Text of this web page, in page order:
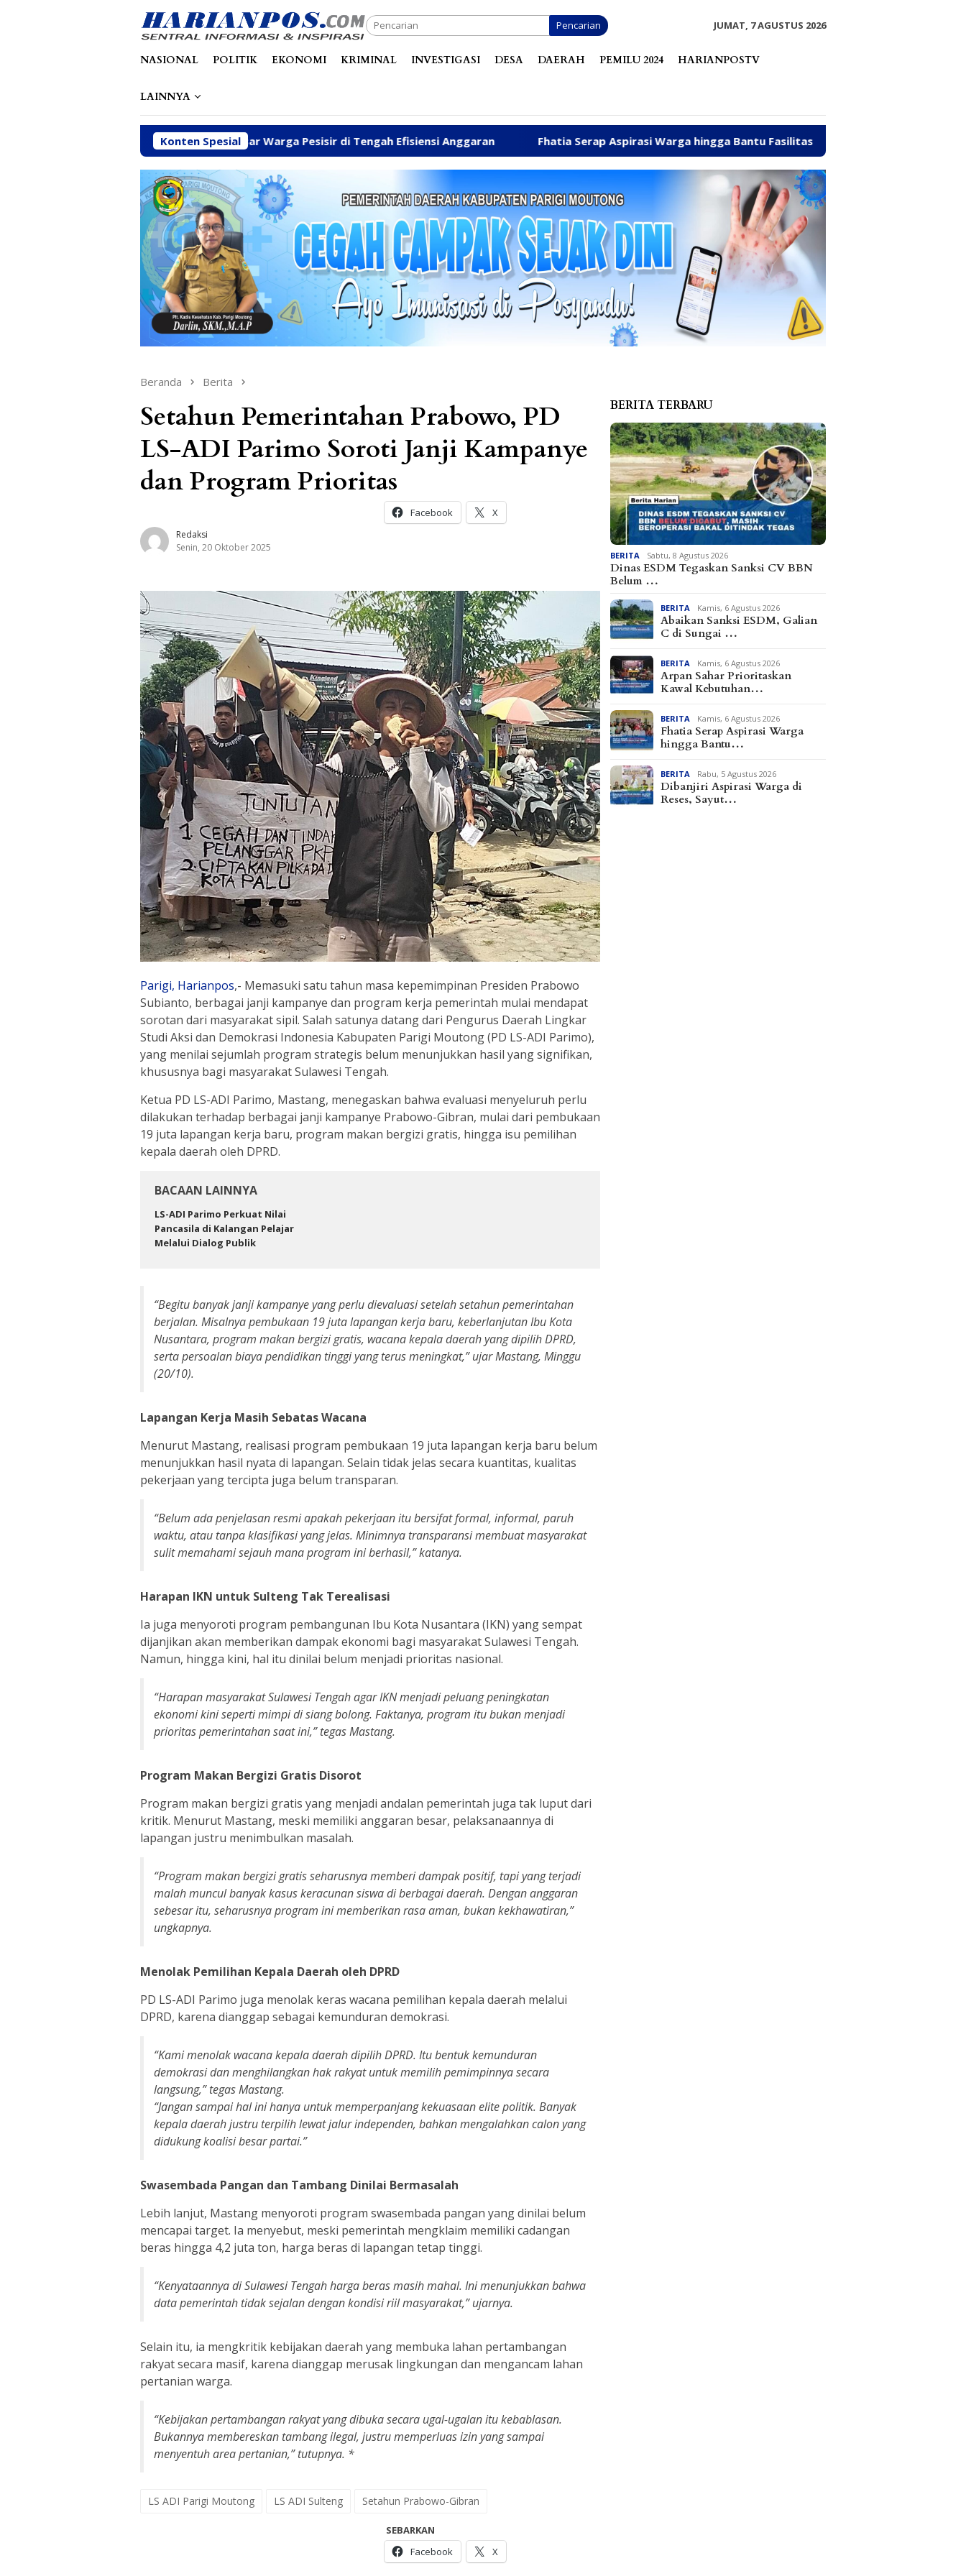
Pencarian JUMAT, 7 AGUSTUS 2026
NASIONAL POLITIK EKONOMI KRIMINAL INVESTIGASI DESA DAERAH PEMILU 2024 HARIANPOSTV
LAINNYA
Konten Spesial
Kawal Kebutuhan Dasar Warga Pesisir di Tengah Efisiensi Anggaran Fhatia Serap Aspirasi Warga hingga Bantu Fasilitas Tempat Ibadah Pakai Dana Pribadi
Beranda Berita
Setahun Pemerintahan Prabowo, PD
LS-ADI Parimo Soroti Janji Kampanye
dan Program Prioritas
Redaksi
Senin, 20 Oktober 2025
Facebook X
Parigi, Harianpos,- Memasuki satu tahun masa kepemimpinan Presiden Prabowo
Subianto, berbagai janji kampanye dan program kerja pemerintah mulai mendapat
sorotan dari masyarakat sipil. Salah satunya datang dari Pengurus Daerah Lingkar
Studi Aksi dan Demokrasi Indonesia Kabupaten Parigi Moutong (PD LS-ADI Parimo),
yang menilai sejumlah program strategis belum menunjukkan hasil yang signifikan,
khususnya bagi masyarakat Sulawesi Tengah.
Ketua PD LS-ADI Parimo, Mastang, menegaskan bahwa evaluasi menyeluruh perlu
dilakukan terhadap berbagai janji kampanye Prabowo-Gibran, mulai dari pembukaan
19 juta lapangan kerja baru, program makan bergizi gratis, hingga isu pemilihan
kepala daerah oleh DPRD.
BACAAN LAINNYA
LS-ADI Parimo Perkuat Nilai
Pancasila di Kalangan Pelajar
Melalui Dialog Publik
“Begitu banyak janji kampanye yang perlu dievaluasi setelah setahun pemerintahan
berjalan. Misalnya pembukaan 19 juta lapangan kerja baru, keberlanjutan Ibu Kota
Nusantara, program makan bergizi gratis, wacana kepala daerah yang dipilih DPRD,
serta persoalan biaya pendidikan tinggi yang terus meningkat,” ujar Mastang, Minggu
(20/10).
Lapangan Kerja Masih Sebatas Wacana
Menurut Mastang, realisasi program pembukaan 19 juta lapangan kerja baru belum
menunjukkan hasil nyata di lapangan. Selain tidak jelas secara kuantitas, kualitas
pekerjaan yang tercipta juga belum transparan.
“Belum ada penjelasan resmi apakah pekerjaan itu bersifat formal, informal, paruh
waktu, atau tanpa klasifikasi yang jelas. Minimnya transparansi membuat masyarakat
sulit memahami sejauh mana program ini berhasil,” katanya.
Harapan IKN untuk Sulteng Tak Terealisasi
Ia juga menyoroti program pembangunan Ibu Kota Nusantara (IKN) yang sempat
dijanjikan akan memberikan dampak ekonomi bagi masyarakat Sulawesi Tengah.
Namun, hingga kini, hal itu dinilai belum menjadi prioritas nasional.
“Harapan masyarakat Sulawesi Tengah agar IKN menjadi peluang peningkatan
ekonomi kini seperti mimpi di siang bolong. Faktanya, program itu bukan menjadi
prioritas pemerintahan saat ini,” tegas Mastang.
Program Makan Bergizi Gratis Disorot
Program makan bergizi gratis yang menjadi andalan pemerintah juga tak luput dari
kritik. Menurut Mastang, meski memiliki anggaran besar, pelaksanaannya di
lapangan justru menimbulkan masalah.
“Program makan bergizi gratis seharusnya memberi dampak positif, tapi yang terjadi
malah muncul banyak kasus keracunan siswa di berbagai daerah. Dengan anggaran
sebesar itu, seharusnya program ini memberikan rasa aman, bukan kekhawatiran,”
ungkapnya.
Menolak Pemilihan Kepala Daerah oleh DPRD
PD LS-ADI Parimo juga menolak keras wacana pemilihan kepala daerah melalui
DPRD, karena dianggap sebagai kemunduran demokrasi.
“Kami menolak wacana kepala daerah dipilih DPRD. Itu bentuk kemunduran
demokrasi dan menghilangkan hak rakyat untuk memilih pemimpinnya secara
langsung,” tegas Mastang.
“Jangan sampai hal ini hanya untuk memperpanjang kekuasaan elite politik. Banyak
kepala daerah justru terpilih lewat jalur independen, bahkan mengalahkan calon yang
didukung koalisi besar partai.”
Swasembada Pangan dan Tambang Dinilai Bermasalah
Lebih lanjut, Mastang menyoroti program swasembada pangan yang dinilai belum
mencapai target. Ia menyebut, meski pemerintah mengklaim memiliki cadangan
beras hingga 4,2 juta ton, harga beras di lapangan tetap tinggi.
“Kenyataannya di Sulawesi Tengah harga beras masih mahal. Ini menunjukkan bahwa
data pemerintah tidak sejalan dengan kondisi riil masyarakat,” ujarnya.
Selain itu, ia mengkritik kebijakan daerah yang membuka lahan pertambangan
rakyat secara masif, karena dianggap merusak lingkungan dan mengancam lahan
pertanian warga.
“Kebijakan pertambangan rakyat yang dibuka secara ugal-ugalan itu kebablasan.
Bukannya membereskan tambang ilegal, justru memperluas izin yang sampai
menyentuh area pertanian,” tutupnya. *
LS ADI Parigi Moutong LS ADI Sulteng Setahun Prabowo-Gibran
SEBARKAN
Facebook
X
BERITA TERBARU
BERITA Sabtu, 8 Agustus 2026
Dinas ESDM Tegaskan Sanksi CV BBN
Belum …
BERITA Kamis, 6 Agustus 2026
Abaikan Sanksi ESDM, Galian
C di Sungai …
BERITA Kamis, 6 Agustus 2026
Arpan Sahar Prioritaskan
Kawal Kebutuhan…
BERITA Kamis, 6 Agustus 2026
Fhatia Serap Aspirasi Warga
hingga Bantu…
BERITA Rabu, 5 Agustus 2026
Dibanjiri Aspirasi Warga di
Reses, Sayut…